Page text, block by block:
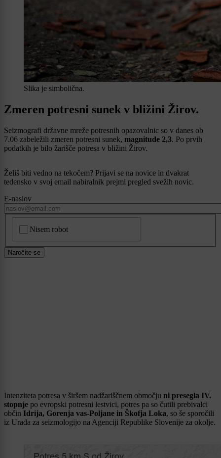
Slika je simbolična.
Zmeren potresni sunek v bližini Žirov.
Seizmografi državne mreže potresnih opazovalnic so v danes ob
7.06 zabeležili zmeren potresni sunek, magnitude 2,3. Po prvih
podatkih je bilo žarišče potresa v bližini Žirov.
Želiš biti vedno na tekočem? Prijavi se na novice in dvakrat
tedensko v svoj email nabiralnik prejmi pregled svežih novic.
E-naslov
Nisem robot
Naročite se
Intenziteta potresa v širšem nadžariščnem območju ni presegla IV.
stopnje po evropski potresni lestvici, potres pa so čutili prebivalci
občin Idrija, Gorenja vas-Poljane in Škofja Loka, so še sporočili
iz Urada za seizmologijo na Agenciji Republike Slovenije za okolje.